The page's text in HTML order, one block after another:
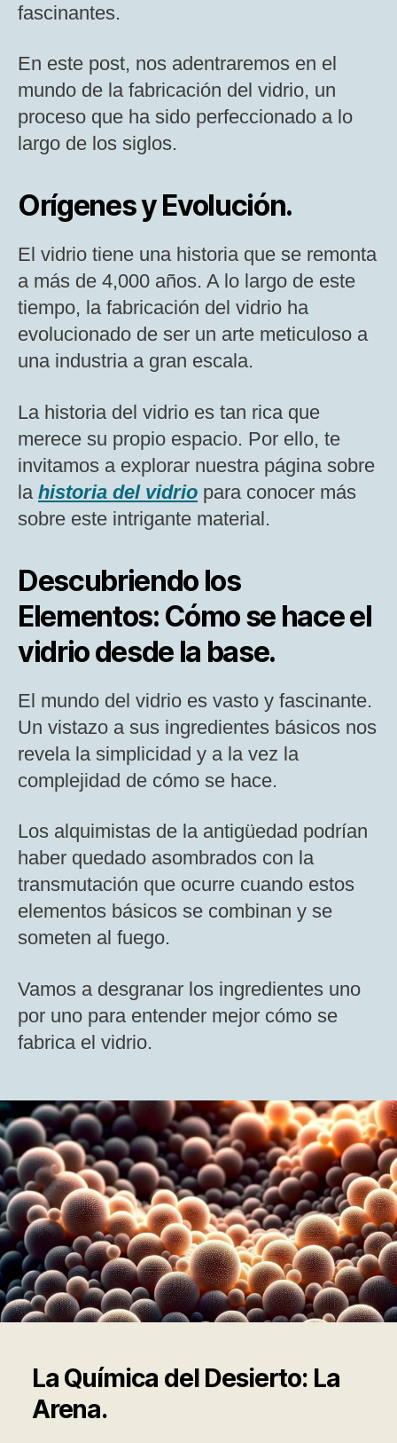
fascinantes.
En este post, nos adentraremos en el
mundo de la fabricación del vidrio, un
proceso que ha sido perfeccionado a lo
largo de los siglos.
Orígenes y Evolución.
El vidrio tiene una historia que se remonta
a más de 4,000 años. A lo largo de este
tiempo, la fabricación del vidrio ha
evolucionado de ser un arte meticuloso a
una industria a gran escala.
La historia del vidrio es tan rica que
merece su propio espacio. Por ello, te
invitamos a explorar nuestra página sobre
la historia del vidrio para conocer más
sobre este intrigante material.
Descubriendo los
Elementos: Cómo se hace el
vidrio desde la base.
El mundo del vidrio es vasto y fascinante.
Un vistazo a sus ingredientes básicos nos
revela la simplicidad y a la vez la
complejidad de cómo se hace.
Los alquimistas de la antigüedad podrían
haber quedado asombrados con la
transmutación que ocurre cuando estos
elementos básicos se combinan y se
someten al fuego.
Vamos a desgranar los ingredientes uno
por uno para entender mejor cómo se
fabrica el vidrio.
La Química del Desierto: La
Arena.